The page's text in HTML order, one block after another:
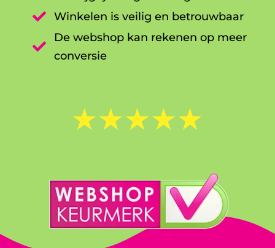

Winkelen is veilig en betrouwbaar

De webshop kan rekenen op meer
conversie
☆☆☆☆☆